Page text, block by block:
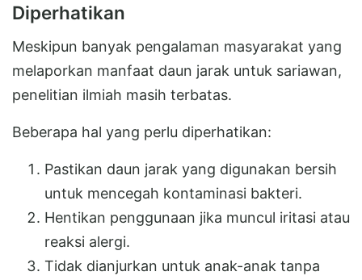
Diperhatikan
Meskipun banyak pengalaman masyarakat yang
melaporkan manfaat daun jarak untuk sariawan,
penelitian ilmiah masih terbatas.
Beberapa hal yang perlu diperhatikan:
Pastikan daun jarak yang digunakan bersih
untuk mencegah kontaminasi bakteri.
Hentikan penggunaan jika muncul iritasi atau
reaksi alergi.
Tidak dianjurkan untuk anak-anak tanpa